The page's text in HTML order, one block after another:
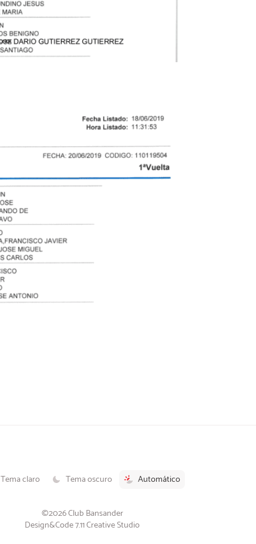
Tema claro Tema oscuro Automático
©2026 Club Bansander
Design&Code 7.11 Creative Studio